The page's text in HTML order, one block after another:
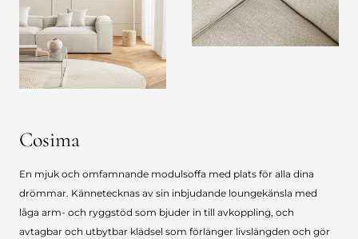
Cosima
En mjuk och omfamnande modulsoffa med plats för alla dina
drömmar. Kännetecknas av sin inbjudande loungekänsla med
låga arm- och ryggstöd som bjuder in till avkoppling, och
avtagbar och utbytbar klädsel som förlänger livslängden och gör